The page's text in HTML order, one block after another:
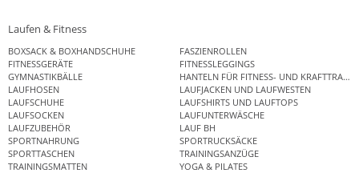
Laufen & Fitness
BOXSACK & BOXHANDSCHUHE
FASZIENROLLEN
FITNESSGERÄTE
FITNESSLEGGINGS
GYMNASTIKBÄLLE
HANTELN FÜR FITNESS- UND
LAUFHOSEN
LAUFJACKEN UND LAUFWESTEN
LAUFSCHUHE
LAUFSHIRTS UND LAUFTOPS
LAUFSOCKEN
LAUFUNTERWÄSCHE
LAUFZUBEHÖR
LAUF BH
SPORTNAHRUNG
SPORTRUCKSÄCKE
SPORTTASCHEN
TRAININGSANZÜGE
TRAININGSMATTEN
YOGA & PILATES